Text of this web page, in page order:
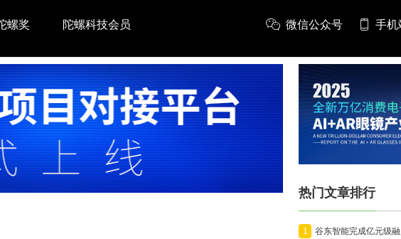
螺奖 陀螺科技会员 微信公众号 手机
热门文章排行
1